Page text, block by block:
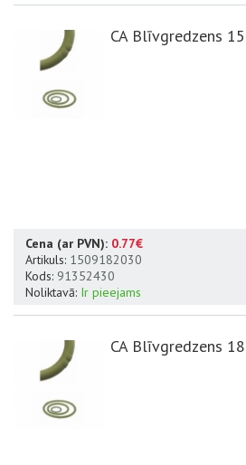
CA Blīvgredzens
Cena (ar PVN): 0.77€
Artikuls: 1509182030
Kods: 91352430
Noliktavā: Ir pieejams
CA Blīvgredzens